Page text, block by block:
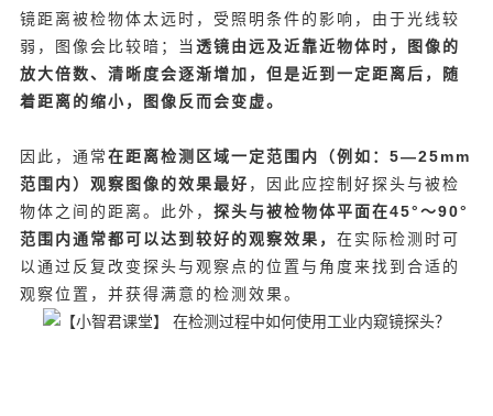
镜距离被检物体太远时，受照明条件的影响，由于光线较
弱，图像会比较暗；当透镜由远及近靠近物体时，图像的
放大倍数、清晰度会逐渐增加，但是近到一定距离后，随
着距离的缩小，图像反而会变虚。
因此，通常在距离检测区域一定范围内（例如：5—25mm
范围内）观察图像的效果最好 ，因此应控制好探头与被检
物体之间的距离。此外， 探头与被检物体平面在45°～90°
范围内通常都可以达到较好的观察效果， 在实际检测时可
以通过反复改变探头与观察点的位置与角度来找到合适的
观察位置，并获得满意的检测效果。